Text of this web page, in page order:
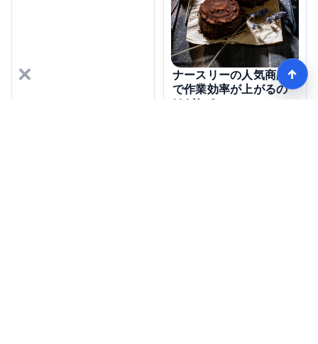
ナースリーの人気商品
で作業効率が上がるの
はどれ？
↑
×